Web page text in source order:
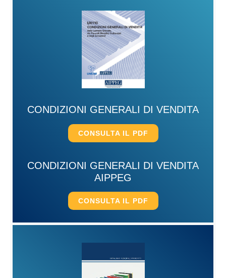
CONDIZIONI GENERALI DI VENDITA
CONSULTA IL PDF
CONDIZIONI GENERALI DI VENDITA
AIPPEG
CONSULTA IL PDF